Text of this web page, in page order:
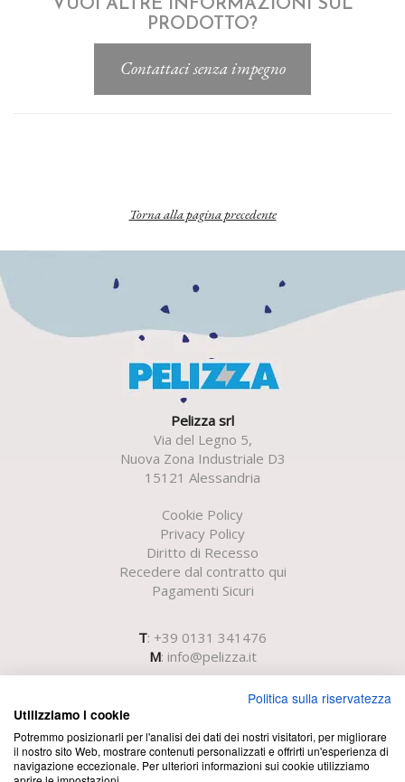
VUOI ALTRE INFORMAZIONI SUL
PRODOTTO?
Torna alla pagina precedente
Pelizza srl
Via del Legno 5,
Nuova Zona Industriale D3
15121 Alessandria
Cookie Policy
Privacy Policy
Diritto di Recesso
Recedere dal contratto qui
Pagamenti Sicuri
T: +39 0131 341476
M: info@pelizza.it
Politica sulla riservatezza
Utilizziamo i cookie
Potremmo posizionarli per l'analisi dei dati dei nostri visitatori, per migliorare
il nostro sito Web, mostrare contenuti personalizzati e offrirti un'esperienza di
navigazione eccezionale. Per ulteriori informazioni sui cookie utilizziamo